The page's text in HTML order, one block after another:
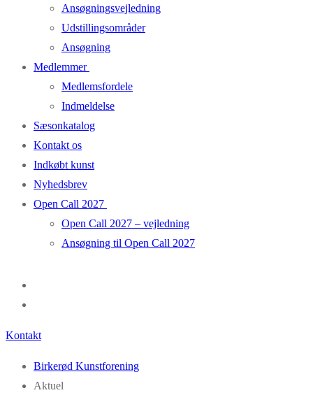
Ansøgningsvejledning
Udstillingsområder
Ansøgning
Medlemmer
Medlemsfordele
Indmeldelse
Sæsonkatalog
Kontakt os
Indkøbt kunst
Nyhedsbrev
Open Call 2027
Open Call 2027 – vejledning
Ansøgning til Open Call 2027
Kontakt
Birkerød Kunstforening
Aktuel